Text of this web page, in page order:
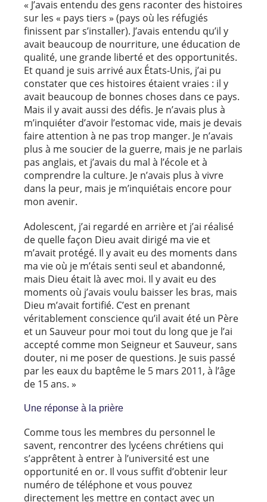
« J’avais entendu des gens raconter des histoires
sur les « pays tiers » (pays où les réfugiés
finissent par s’installer). J’avais entendu qu’il y
avait beaucoup de nourriture, une éducation de
qualité, une grande liberté et des opportunités.
Et quand je suis arrivé aux États-Unis, j’ai pu
constater que ces histoires étaient vraies : il y
avait beaucoup de bonnes choses dans ce pays.
Mais il y avait aussi des défis. Je n’avais plus à
m’inquiéter d’avoir l’estomac vide, mais je devais
faire attention à ne pas trop manger. Je n’avais
plus à me soucier de la guerre, mais je ne parlais
pas anglais, et j’avais du mal à l’école et à
comprendre la culture. Je n’avais plus à vivre
dans la peur, mais je m’inquiétais encore pour
mon avenir.
Adolescent, j’ai regardé en arrière et j’ai réalisé
de quelle façon Dieu avait dirigé ma vie et
m’avait protégé. Il y avait eu des moments dans
ma vie où je m’étais senti seul et abandonné,
mais Dieu était là avec moi. Il y avait eu des
moments où j’avais voulu baisser les bras, mais
Dieu m’avait fortifié. C’est en prenant
véritablement conscience qu’il avait été un Père
et un Sauveur pour moi tout du long que je l’ai
accepté comme mon Seigneur et Sauveur, sans
douter, ni me poser de questions. Je suis passé
par les eaux du baptême le 5 mars 2011, à l’âge
de 15 ans. »
Une réponse à la prière
Comme tous les membres du personnel le
savent, rencontrer des lycéens chrétiens qui
s’apprêtent à entrer à l’université est une
opportunité en or. Il vous suffit d’obtenir leur
numéro de téléphone et vous pouvez
directement les mettre en contact avec un